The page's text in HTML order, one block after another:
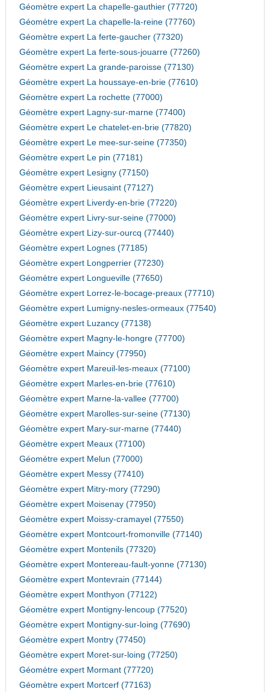
Géomètre expert La chapelle-gauthier (77720)
Géomètre expert La chapelle-la-reine (77760)
Géomètre expert La ferte-gaucher (77320)
Géomètre expert La ferte-sous-jouarre (77260)
Géomètre expert La grande-paroisse (77130)
Géomètre expert La houssaye-en-brie (77610)
Géomètre expert La rochette (77000)
Géomètre expert Lagny-sur-marne (77400)
Géomètre expert Le chatelet-en-brie (77820)
Géomètre expert Le mee-sur-seine (77350)
Géomètre expert Le pin (77181)
Géomètre expert Lesigny (77150)
Géomètre expert Lieusaint (77127)
Géomètre expert Liverdy-en-brie (77220)
Géomètre expert Livry-sur-seine (77000)
Géomètre expert Lizy-sur-ourcq (77440)
Géomètre expert Lognes (77185)
Géomètre expert Longperrier (77230)
Géomètre expert Longueville (77650)
Géomètre expert Lorrez-le-bocage-preaux (77710)
Géomètre expert Lumigny-nesles-ormeaux (77540)
Géomètre expert Luzancy (77138)
Géomètre expert Magny-le-hongre (77700)
Géomètre expert Maincy (77950)
Géomètre expert Mareuil-les-meaux (77100)
Géomètre expert Marles-en-brie (77610)
Géomètre expert Marne-la-vallee (77700)
Géomètre expert Marolles-sur-seine (77130)
Géomètre expert Mary-sur-marne (77440)
Géomètre expert Meaux (77100)
Géomètre expert Melun (77000)
Géomètre expert Messy (77410)
Géomètre expert Mitry-mory (77290)
Géomètre expert Moisenay (77950)
Géomètre expert Moissy-cramayel (77550)
Géomètre expert Montcourt-fromonville (77140)
Géomètre expert Montenils (77320)
Géomètre expert Montereau-fault-yonne (77130)
Géomètre expert Montevrain (77144)
Géomètre expert Monthyon (77122)
Géomètre expert Montigny-lencoup (77520)
Géomètre expert Montigny-sur-loing (77690)
Géomètre expert Montry (77450)
Géomètre expert Moret-sur-loing (77250)
Géomètre expert Mormant (77720)
Géomètre expert Mortcerf (77163)